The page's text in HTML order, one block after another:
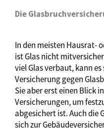
Die
In den meisten Hausrat-
ist Glas nicht
viel Glas verbaut, kann
Versicherung gegen
Sie aber erst einen Blick
Versicherungen, um
abgesichert ist. Auch die
sich zur